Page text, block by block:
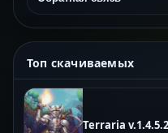
Топ скачиваемых
Terraria